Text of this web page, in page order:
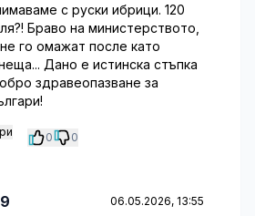
с руски ибрици. 120
Браво на министерството,
го омажат после като
Дано е истинска стъпка
здравеопазване за
0 0
06.05.2026, 13:55